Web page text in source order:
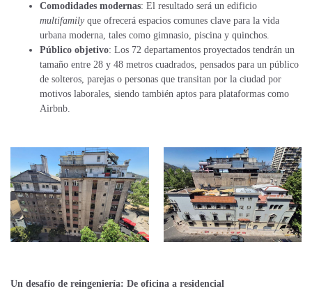
Comodidades modernas: El resultado será un edificio
multifamilyque ofrecerá espacios comunes clave para la vida
urbana moderna, tales como gimnasio, piscina y quinchos.
Público objetivo: Los 72 departamentos proyectados tendrán un
tamaño entre 28 y 48 metros cuadrados, pensados para un público
de solteros, parejas o personas que transitan por la ciudad por
motivos laborales, siendo también aptos para plataformas como
Airbnb.
Un desafío de reingeniería: De oficina a residencial